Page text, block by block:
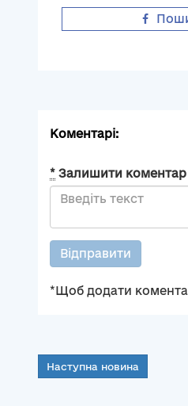
Коментарі:
* Залишити коментар
Відправити
*Щоб додати
Наступна новина